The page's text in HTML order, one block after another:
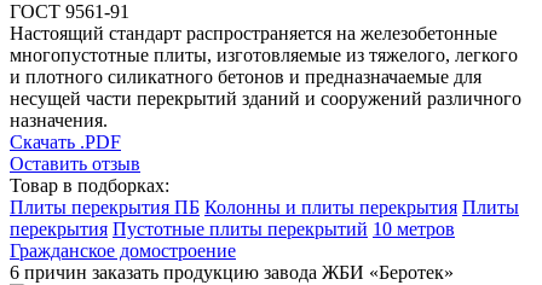
ГОСТ 9561-91
Настоящий стандарт распространяется на железобетонные
многопустотные плиты, изготовляемые из тяжелого, легкого
и плотного силикатного бетонов и предназначаемые для
несущей части перекрытий зданий и сооружений различного
назначения.
Скачать .PDF
Оставить отзыв
Товар в подборках:
Плиты перекрытия ПБ Колонны и плиты перекрытия Плиты
перекрытия Пустотные плиты перекрытий 10 метров
Гражданское домостроение
6 причин заказать продукцию завода ЖБИ «Беротек»